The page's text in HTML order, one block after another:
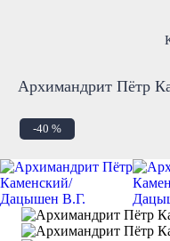
Архимандрит Пётр
-40 %